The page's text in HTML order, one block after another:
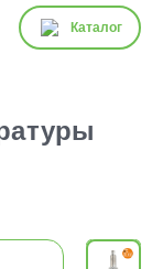
Каталог